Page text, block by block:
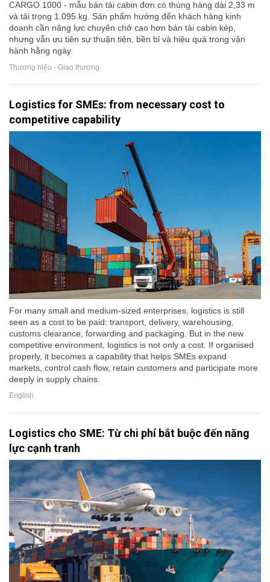
CARGO 1000 - mẫu bán tải cabin đơn có thùng hàng dài 2,33 m
và tải trọng 1.095 kg. Sản phẩm hướng đến khách hàng kinh
doanh cần năng lực chuyên chở cao hơn bán tải cabin kép,
nhưng vẫn ưu tiên sự thuận tiện, bền bỉ và hiệu quả trong vận
hành hằng ngày.
Thương hiệu - Giao thương
Logistics for SMEs: from necessary cost to
competitive capability
For many small and medium-sized enterprises, logistics is still
seen as a cost to be paid: transport, delivery, warehousing,
customs clearance, forwarding and packaging. But in the new
competitive environment, logistics is not only a cost. If organised
properly, it becomes a capability that helps SMEs expand
markets, control cash flow, retain customers and participate more
deeply in supply chains.
English
Logistics cho SME: Từ chi phí bắt buộc đến năng
lực cạnh tranh